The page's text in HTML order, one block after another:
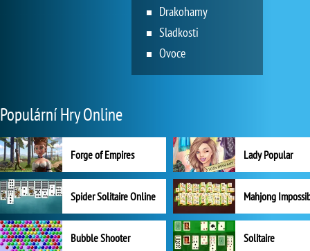
Drakohamy
Sladkosti
Ovoce
Populární Hry Online
Forge of Empires Lady Popular
Spider Solitaire Online Mahjong
Bubble Shooter Solitaire